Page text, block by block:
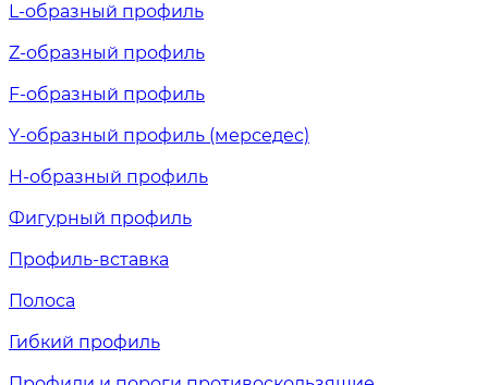
L-образный профиль
Z-образный профиль
F-образный профиль
Y-образный профиль (мерседес)
H-образный профиль
Фигурный профиль
Профиль-вставка
Полоса
Гибкий профиль